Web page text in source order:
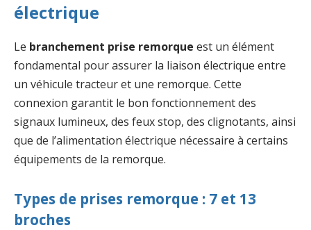
électrique
Le branchement prise remorque est un élément
fondamental pour assurer la liaison électrique entre
un véhicule tracteur et une remorque. Cette
connexion garantit le bon fonctionnement des
signaux lumineux, des feux stop, des clignotants, ainsi
que de l’alimentation électrique nécessaire à certains
équipements de la remorque.
Types de prises remorque : 7 et 13
broches